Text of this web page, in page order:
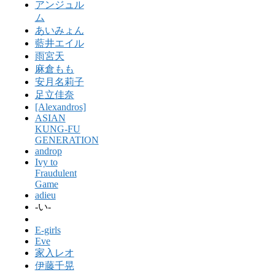
アンジュル
ム
あいみょん
藍井エイル
雨宮天
麻倉もも
安月名莉子
足立佳奈
[Alexandros]
ASIAN
KUNG-FU
GENERATION
androp
Ivy to
Fraudulent
Game
adieu
-い-
E-girls
Eve
家入レオ
伊藤千晃